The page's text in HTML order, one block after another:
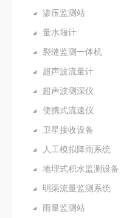
渗压监测站
量水堰计
裂缝监测一体机
超声波流量计
超声波测深仪
便携式流速仪
卫星接收设备
人工模拟降雨系统
地埋式积水监测设备
明渠流量监测系统
雨量监测站